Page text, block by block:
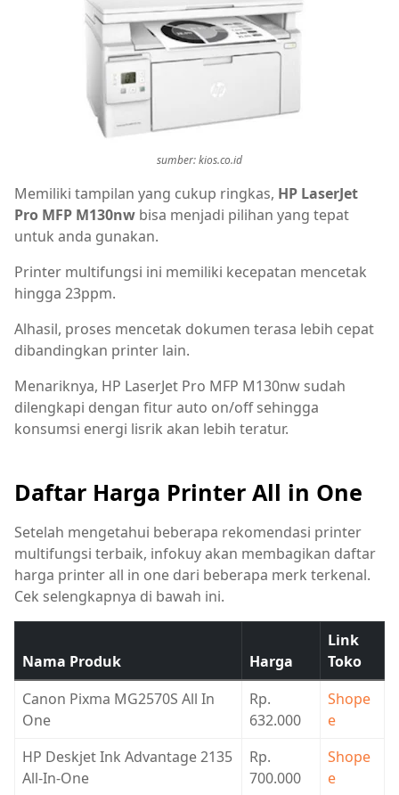
sumber: kios.co.id
Memiliki tampilan yang cukup ringkas, HP LaserJet
Pro MFP M130nw bisa menjadi pilihan yang tepat
untuk anda gunakan.
Printer multifungsi ini memiliki kecepatan mencetak
hingga 23ppm.
Alhasil, proses mencetak dokumen terasa lebih cepat
dibandingkan printer lain.
Menariknya, HP LaserJet Pro MFP M130nw sudah
dilengkapi dengan fitur auto on/off sehingga
konsumsi energi lisrik akan lebih teratur.
Daftar Harga Printer All in One
Setelah mengetahui beberapa rekomendasi printer
multifungsi terbaik, infokuy akan membagikan daftar
harga printer all in one dari beberapa merk terkenal.
Cek selengkapnya di bawah ini.
Nama Produk Harga
Link
Toko
Canon Pixma MG2570S All In
One
Rp.
632.000
Shope
e
HP Deskjet Ink Advantage 2135
All-In-One
Rp.
700.000
Shope
e